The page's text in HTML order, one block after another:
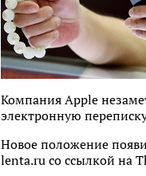
Компания Apple
электронную
Новое положение
lenta.ru со ссылкой на